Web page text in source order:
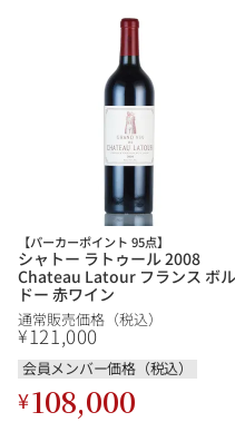
【パーカーポイント 95点】
シャトー ラトゥール 2008
Chateau Latour フランス ボル
ドー 赤ワイン
通常販売価格（税込）
¥121,000
会員メンバー価格（税込）
¥108,000